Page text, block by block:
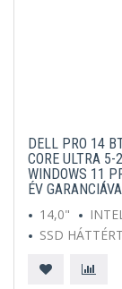
DELL PRO 14
CORE ULTRA
WINDOWS 11
ÉV
14,0"
SSD